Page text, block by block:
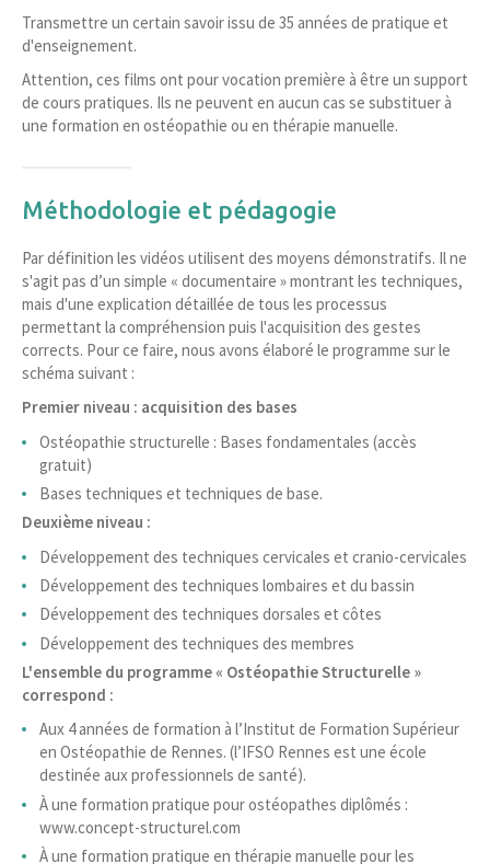
Transmettre un certain savoir issu de 35 années de pratique et
d'enseignement.
Attention, ces films ont pour vocation première à être un support
de cours pratiques. Ils ne peuvent en aucun cas se substituer à
une formation en ostéopathie ou en thérapie manuelle.
Méthodologie et pédagogie
Par définition les vidéos utilisent des moyens démonstratifs. Il ne
s'agit pas d’un simple « documentaire » montrant les techniques,
mais d'une explication détaillée de tous les processus
permettant la compréhension puis l'acquisition des gestes
corrects. Pour ce faire, nous avons élaboré le programme sur le
schéma suivant :
Premier niveau : acquisition des bases
Ostéopathie structurelle : Bases fondamentales (accès
gratuit)
Bases techniques et techniques de base.
Deuxième niveau :
Développement des techniques cervicales et cranio-cervicales
Développement des techniques lombaires et du bassin
Développement des techniques dorsales et côtes
Développement des techniques des membres
L'ensemble du programme « Ostéopathie Structurelle »
correspond :
Aux 4 années de formation à l’Institut de Formation Supérieur
en Ostéopathie de Rennes. (l’IFSO Rennes est une école
destinée aux professionnels de santé).
À une formation pratique pour ostéopathes diplômés :
www.concept-structurel.com
À une formation pratique en thérapie manuelle pour les